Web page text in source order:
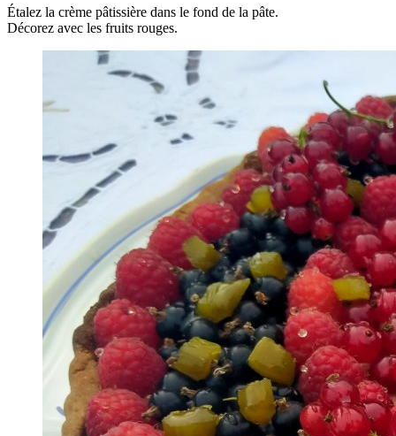
Étalez la crème pâtissière dans le fond de la pâte.
Décorez avec les fruits rouges.